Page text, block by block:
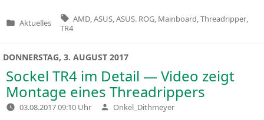
Veröffentlicht
Aktuelles
Tags:
AMD ASUS ASUS. ROG Mainboard Threadripper
TR4
DONNERSTAG, 3. AUGUST 2017
Sockel TR4 im Detail — Video zeigt
Montage eines Threadrippers
03.08.2017 09:10 Uhr Verfasst
von
Onkel_Dithmeyer